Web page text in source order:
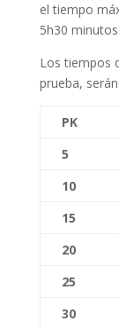
el tiempo
5h30
Los tiempos
prueba,
PK
5
10
15
20
25
30